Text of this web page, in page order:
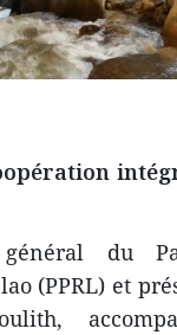
du
(PPRL) et